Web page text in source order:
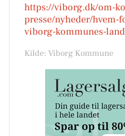
https://viborg.dk/om-
presse/nyheder/hvem-
viborg-kommunes-
Kilde: Viborg Kommune